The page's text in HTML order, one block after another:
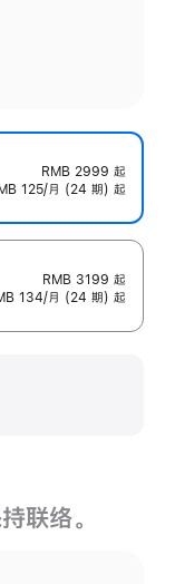
RMB 2999 起
125/月 (24 期) 起
RMB 3199 起
134/月 (24 期) 起
联络。